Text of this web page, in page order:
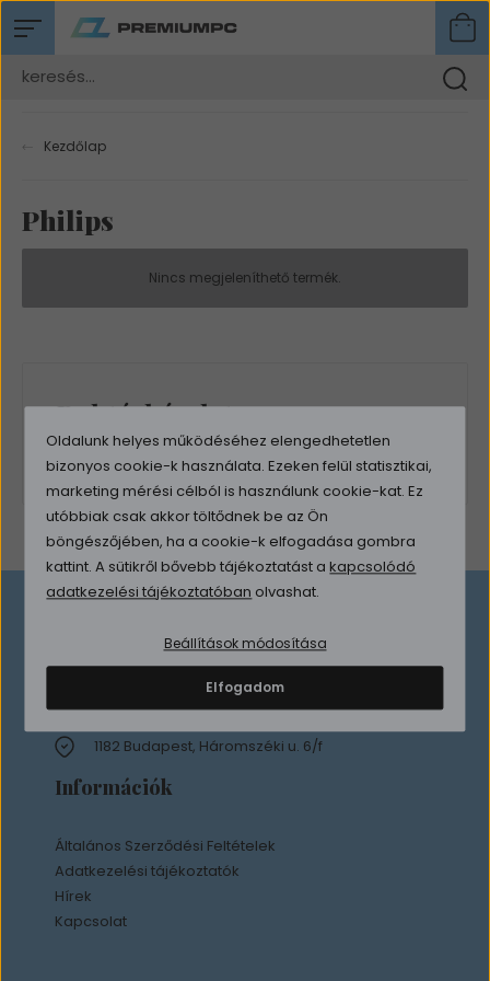
Kezdőlap
Philips
Nincs megjeleníthető termék.
Raktárkészlet
Csak raktáron lévő termékek listázása
Elérhetőség
info@premiumpc.hu
1182 Budapest, Háromszéki u. 6/f
Információk
Általános Szerződési Feltételek
Adatkezelési tájékoztatók
Hírek
Kapcsolat
Oldalunk helyes működéséhez elengedhetetlen
bizonyos cookie-k használata. Ezeken felül statisztikai,
marketing mérési célból is használunk cookie-kat. Ez
utóbbiak csak akkor töltődnek be az Ön
böngészőjében, ha a cookie-k elfogadása gombra
kattint. A sütikről bővebb tájékoztatást akapcsolódó
adatkezelési tájékoztatóban olvashat.
Beállítások módosítása
Elfogadom